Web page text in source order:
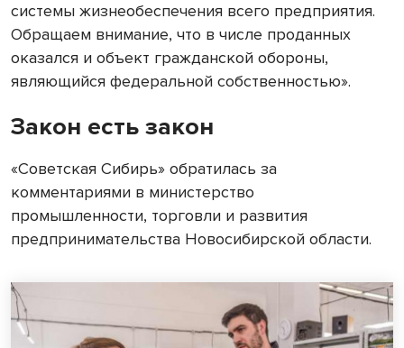
системы жизне­обеспечения всего предприятия.
Обращаем внимание, что в числе проданных
оказался и объект гражданской обороны,
являющийся федеральной собственностью».
Закон есть закон
«Советская Сибирь» обратилась за
комментариями в министерство
промышленности, торговли и развития
предпринимательства Новосибирской области.